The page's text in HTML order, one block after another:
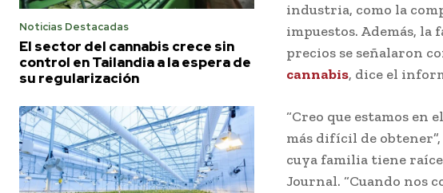
Noticias Destacadas
El sector del cannabis crece sin
control en Tailandia a la espera de
su regularización
industria, como la
impuestos. Además, la
precios se señalaron
cannabis, dice el
“Creo que estamos en
más difícil de
cuya familia tiene
Journal. “Cuando nos